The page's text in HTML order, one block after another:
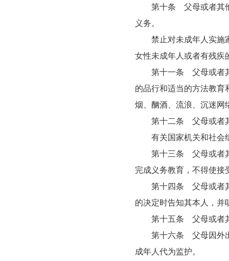
第十条 父母或者其他
义务。
禁止对未成年人实施家
女性未成年人或者有残疾
第十一条 父母或者其
的品行和适当的方法教
烟、酗酒、流浪、沉迷网
第十二条 父母或者其
有关国家机关和社会
第十三条 父母或者其
完成义务教育，不得使
第十四条 父母或者其
的决定时告知其本人，并
第十五条 父母或者其
第十六条 父母因外出
成年人代为监护。